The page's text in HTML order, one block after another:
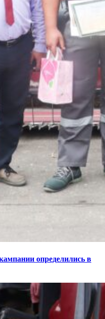
определились в